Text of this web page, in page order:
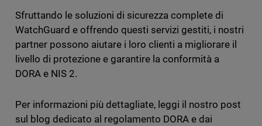
Sfruttando le soluzioni di sicurezza complete di
WatchGuard e offrendo questi servizi gestiti, i nostri
partner possono aiutare i loro clienti a migliorare il
livello di protezione e garantire la conformità a
DORA e NIS 2.
Per informazioni più dettagliate, leggi il nostro post
sul blog dedicato al regolamento DORA e dai